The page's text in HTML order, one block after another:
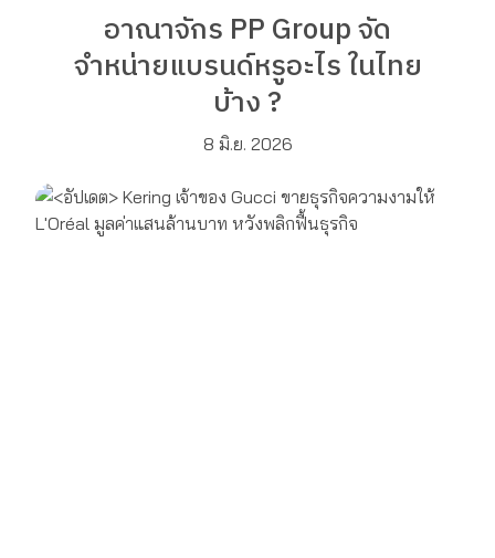
อาณาจักร PP Group จัด
จำหน่ายแบรนด์หรูอะไร ในไทย
บ้าง ?
8 มิ.ย. 2026